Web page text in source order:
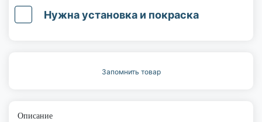
Нужна установка и покраска
Запомнить товар
Описание